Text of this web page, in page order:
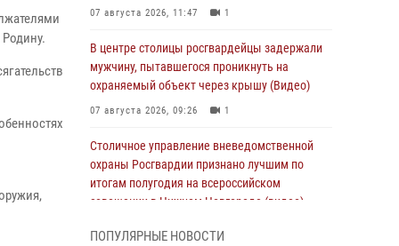
07 августа 2026, 11:47 1
В центре столицы росгвардейцы задержали
мужчину, пытавшегося проникнуть на
охраняемый объект через крышу (Видео)
07 августа 2026, 09:26 1
Столичное управление вневедомственной
охраны Росгвардии признано лучшим по
итогам полугодия на всероссийском
совещании в Нижнем Новгороде (видео)
ПОПУЛЯРНЫЕ НОВОСТИ